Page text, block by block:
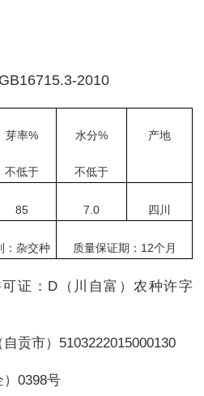
2010
芽率%
不低于
水分%
不低于
产地
85 7.0 四川
：杂交种 质量保证期：12个月
证：D（川自富）农种许字
贡市）5103222015000130
0398号